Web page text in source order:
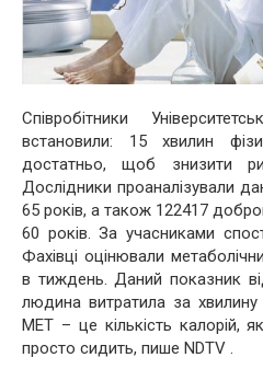
Співробітники
встановили: 15 хвилин
достатньо, щоб знизити
Дослідники проаналізували
65 років, а також 122417
60 років. За учасниками
Фахівці оцінювали
в тиждень. Даний показник
людина витратила за хвилину
MET – це кількість калорій,
просто сидить, пише NDTV .